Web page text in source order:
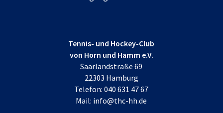
Tennis- und Hockey-Club
von Horn und Hamm e.V.
Saarlandstraße 69
22303 Hamburg
Telefon:040 631 47 67
Mail: info@thc-hh.de